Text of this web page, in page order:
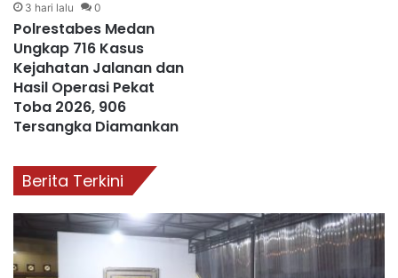
3 hari lalu 0
Polrestabes Medan
Ungkap 716 Kasus
Kejahatan Jalanan dan
Hasil Operasi Pekat
Toba 2026, 906
Tersangka Diamankan
Berita Terkini